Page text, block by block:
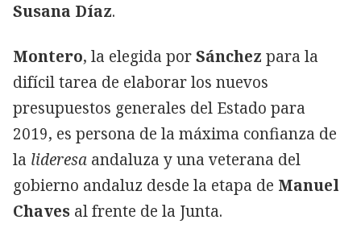
Susana Díaz.
Montero, la elegida porSánchez para la
difícil tarea de elaborar los nuevos
presupuestos generales del Estado para
2019, es persona de la máxima confianza de
la lideresa andaluza y una veterana del
gobierno andaluz desde la etapa de Manuel
Chaves al frente de la Junta.